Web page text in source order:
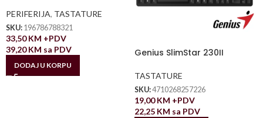
PERIFERIJA, TASTATURE
SKU: 196786788321
33,50KM +PDV
39,20KM sa PDV
DODAJ U KORPU
Genius SlimStar 230II
TASTATURE
SKU:4710268257226
19,00KM +PDV
22,25 KM sa PDV